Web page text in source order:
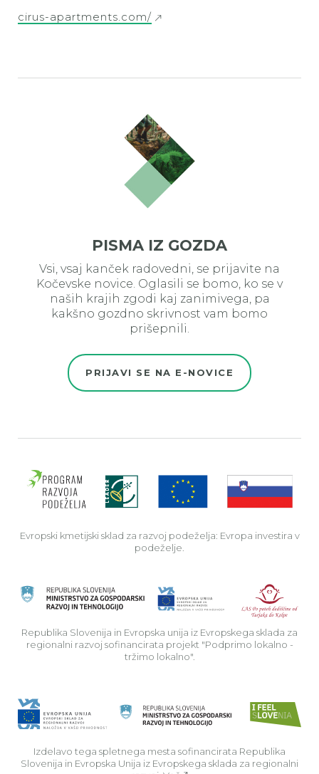
cirus-apartments.com/
PISMA IZ GOZDA
Vsi, vsaj kanček radovedni, se prijavite na
Kočevske novice. Oglasili se bomo, ko se v
naših krajih zgodi kaj zanimivega, pa
kakšno gozdno skrivnost vam bomo
prišepnili.
PRIJAVI SE NA E-NOVICE
Evropski kmetijski sklad za razvoj podeželja: Evropa investira v
podeželje.
Republika Slovenija in Evropska unija iz Evropskega sklada za
regionalni razvoj sofinancirata projekt "Podprimo lokalno -
tržimo lokalno".
Izdelavo tega spletnega mesta sofinancirata Republika
Slovenija in Evropska Unija iz Evropskega sklada za regionalni